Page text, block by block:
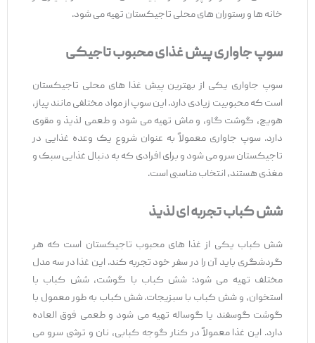
خانه ‌ها و رستوران ‌های محلی تاجیکستان تهیه می ‌شود.
سوپ جاواری پیش‌ غذای محبوب تاجیکی
سوپ جاواری یکی از بهترین پیش ‌غذا های محلی تاجیکستان
است که محبوبیت زیادی دارد. این سوپ از مواد مختلفی مانند پیاز،
هویج، گوشت گاو، و ماش تهیه می ‌شود و طعمی لذیذ و مقوی
دارد. سوپ جاواری معمولاً به عنوان شروع یک وعده غذایی در
تاجیکستان سرو می ‌شود و برای افرادی که به دنبال غذایی سبک و
مغذی هستند، انتخاب مناسبی است.
شش کباب تجربه‌ ای لذیذ
شش کباب یکی از غذا های محبوب تاجیکستان است که هر
گردشگری باید آن را در سفر خود تجربه کند. این غذا در سه مدل
مختلف تهیه می ‌شود: شش کباب با گوشت، شش کباب با
استخوان، و شش کباب با سبزیجات. شش کباب به طور معمول با
گوشت گوسفند یا گوساله تهیه می ‌شود و طعمی فوق‌ العاده
دارد. این غذا معمولاً در کنار گوجه کبابی، نان و ترشی سرو می